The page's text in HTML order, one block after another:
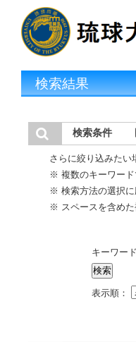
検索結果
検索条件
さらに絞り込みたい
※ 複数のキーワード
※ 検索方法の選択に
※ スペースを含めた
キーワード
表示順：